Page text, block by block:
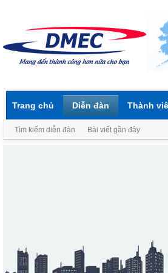
Trang chủ Diễn đàn
Tìm kiếm diễn đàn Bài viết gần đây
Thành